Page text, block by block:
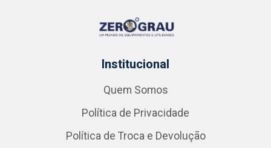
Institucional
Quem Somos
Política de Privacidade
Política de Troca e Devolução